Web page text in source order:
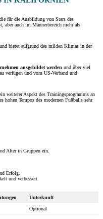
für die Ausbildung von Stars des
aber auch im Männerbereich mehr als
und bietet aufgrund des milden Klimas in der
ausgebildet werden und über viel
verfügen und vom US-Verband und
weiterer Aspekt des Trainingsprogramms an
hohen Tempos des modernen Fußballs sehr
Alter in Gruppen ein.
Erfolg.
und verbessert.
Unterkunft
Optional